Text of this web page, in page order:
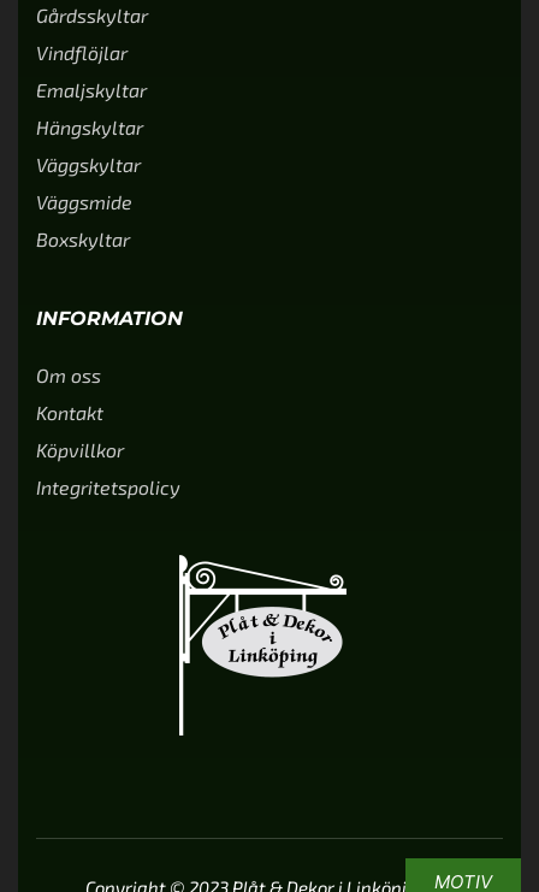
MOTIV
Gårdsskyltar
Vindflöjlar
Emaljskyltar
Hängskyltar
Väggskyltar
Väggsmide
Boxskyltar
INFORMATION
Om oss
Kontakt
Köpvillkor
Integritetspolicy
Copyright © 2023 Plåt & Dekor i Linköping AB